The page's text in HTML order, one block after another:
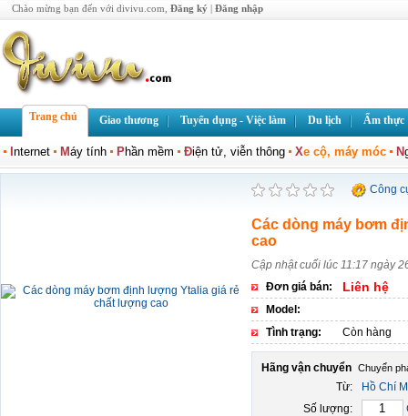
Chào mừng bạn đến với divivu.com, Đăng ký | Đăng nhập
Trang chủ Giao thương Tuyển dụng - Việc làm Du lịch Ẩm thực
nternet Máy tính Phần mềm Điện tử, viễn thông Xe cộ, máy móc N
Công
Các dòng máy bơm
cao
Cập nhật cuối lúc 11:17 ngày
Đơn giá bán:
Liên hệ
Model:
Tình trạng:
Còn hàng
Hãng vận chuyển
Từ:
Hồ Chí
Số lượng: